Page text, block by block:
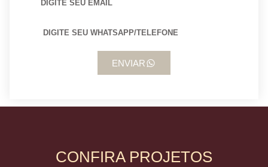
ENVIAR
CONFIRA PROJETOS